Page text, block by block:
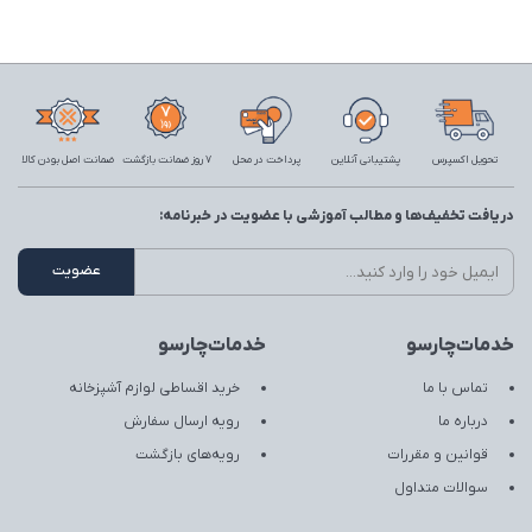
تحویل اکسپرس پشتیبانی آنلاین پرداخت در محل 7 روز ضمانت بازگشت ضمانت اصل بودن کالا
خدمات‌چارسو
تماس با ما
درباره ما
قوانین و مقررات
سوالات متداول
خدمات‌چارسو
خرید اقساطی لوازم آشپزخانه
رویه ارسال سفارش
رویه‌های بازگشت
دریافت تخفیف‌ها و مطالب آموزشی با عضویت در خبرنامه: